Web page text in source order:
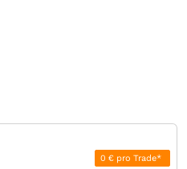
0 € pro Trade*